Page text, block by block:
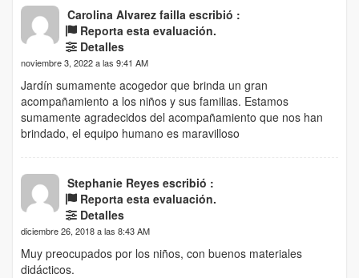
Carolina Alvarez failla escribió :
Reporta esta evaluación.
Detalles
noviembre 3, 2022 a las 9:41 AM
Jardín sumamente acogedor que brinda un gran
acompañamiento a los niños y sus familias. Estamos
sumamente agradecidos del acompañamiento que nos han
brindado, el equipo humano es maravilloso
Stephanie Reyes escribió :
Reporta esta evaluación.
Detalles
diciembre 26, 2018 a las 8:43 AM
Muy preocupados por los niños, con buenos materiales
didácticos.